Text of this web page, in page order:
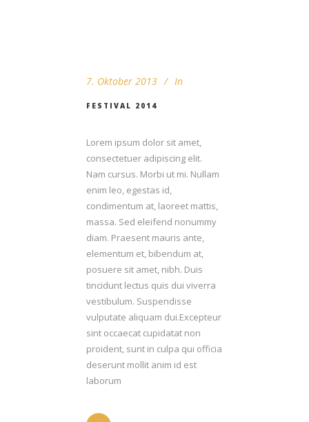
7. Oktober 2013 In
FESTIVAL 2014
Lorem ipsum dolor sit amet,
consectetuer adipiscing elit.
Nam cursus. Morbi ut mi. Nullam
enim leo, egestas id,
condimentum at, laoreet mattis,
massa. Sed eleifend nonummy
diam. Praesent mauris ante,
elementum et, bibendum at,
posuere sit amet, nibh. Duis
tincidunt lectus quis dui viverra
vestibulum. Suspendisse
vulputate aliquam dui.Excepteur
sint occaecat cupidatat non
proident, sunt in culpa qui officia
deserunt mollit anim id est
laborum